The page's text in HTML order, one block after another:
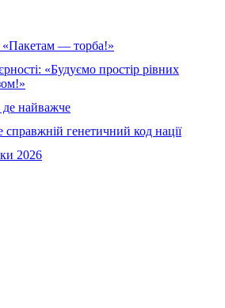
«Пакетам — торба!»
«Будуємо простір рівних
де найважче
генетичний код нації
2026